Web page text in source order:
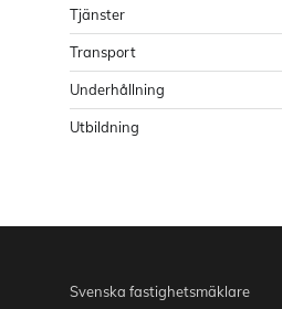
Tjänster
Transport
Underhållning
Utbildning
Svenska fastighetsmäklare